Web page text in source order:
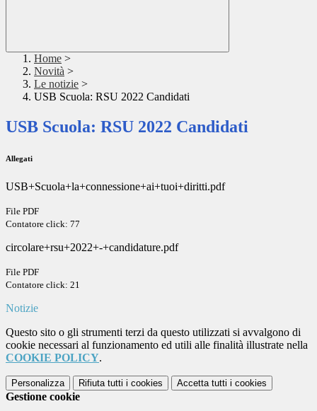
Home >
Novità >
Le notizie >
USB Scuola: RSU 2022 Candidati
USB Scuola: RSU 2022 Candidati
Allegati
USB+Scuola+la+connessione+ai+tuoi+diritti.pdf
File PDF
Contatore click: 77
circolare+rsu+2022+-+candidature.pdf
File PDF
Contatore click: 21
Notizie
Questo sito o gli strumenti terzi da questo utilizzati si avvalgono di
cookie necessari al funzionamento ed utili alle finalità illustrate nella
COOKIE POLICY.
Personalizza Rifiuta tutti i cookies Accetta tutti i cookies
Gestione cookie